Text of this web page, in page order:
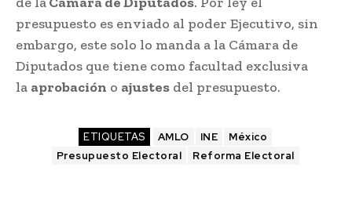
presupuesto es enviado al poder Ejecutivo, sin
embargo, este solo lo manda a la Cámara de
Diputados que tiene como facultad exclusiva
la aprobación o ajustes del presupuesto.
ETIQUETAS AMLO INE
México
Presupuesto Electoral
Reforma Electoral